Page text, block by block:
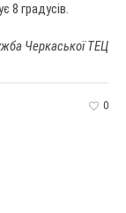
8 градусів.
Черкаської ТЕЦ
0